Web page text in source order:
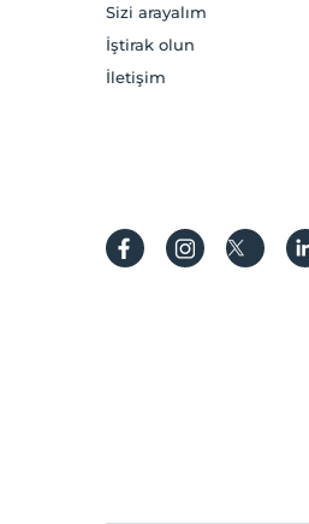
Sizi arayalım
İştirak olun
İletişim